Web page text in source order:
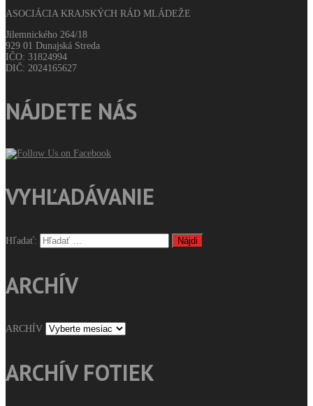
ASOCIÁCIA KRAJSKÝCH RÁD MLÁDEŽE
Jilemnického 264/18
929 01 Dunajská Streda
IČO: 31824994
DIČ: 2024165627
NÁJDETE NÁS
VYHĽADÁVANIE
Hľadať:
ARCHÍV
ARCHÍV
ARCHÍV FOTIEK